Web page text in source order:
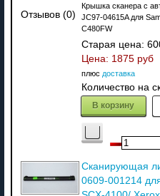
Отзывов (0)
Крышка сканера с
JC97-04615A для
C480FW
Старая цена:
Цена: 1875 руб
плюс доставка
Количество на
В корзину
Сканирующая
0609-001214